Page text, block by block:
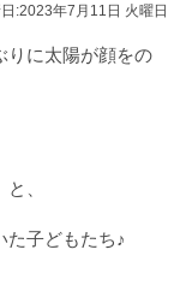
:2023年7月11日 火曜日
りに太陽が顔をの
、
た子どもたち♪